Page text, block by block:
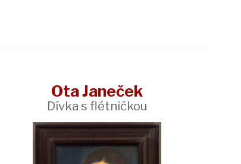
Ota Janeček
Dívka s flétničkou